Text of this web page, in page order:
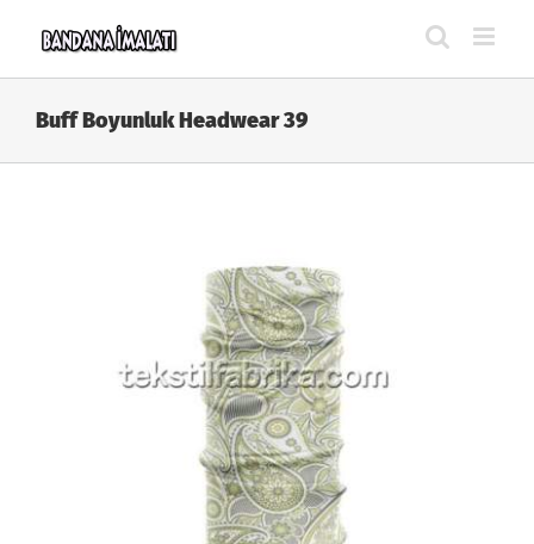
Buff Boyunluk Headwear 39